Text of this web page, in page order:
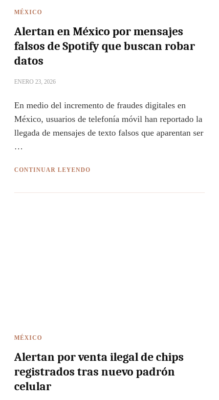
MÉXICO
Alertan en México por mensajes
falsos de Spotify que buscan robar
datos
ENERO 23, 2026
En medio del incremento de fraudes digitales en
México, usuarios de telefonía móvil han reportado la
llegada de mensajes de texto falsos que aparentan ser
…
CONTINUAR LEYENDO
MÉXICO
Alertan por venta ilegal de chips
registrados tras nuevo padrón
celular